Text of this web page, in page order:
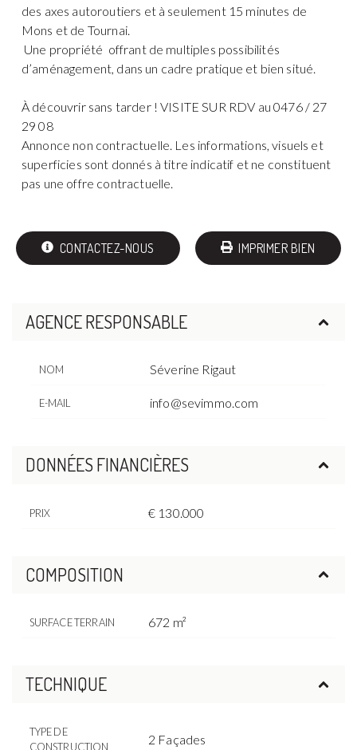
des axes autoroutiers et à seulement 15 minutes de
Mons et de Tournai.
Une propriété offrant de multiples possibilités
d’aménagement, dans un cadre pratique et bien situé.
À découvrir sans tarder ! VISITE SUR RDV au 0476 / 27
29 08
Annonce non contractuelle. Les informations, visuels et
superficies sont donnés à titre indicatif et ne constituent
pas une offre contractuelle.
CONTACTEZ-NOUS IMPRIMER BIEN
AGENCE RESPONSABLE
NOM Séverine Rigaut
E-MAIL info@sevimmo.com
DONNÉES FINANCIÈRES
PRIX € 130.000
COMPOSITION
SURFACE TERRAIN 672 m²
TECHNIQUE
TYPE DE
CONSTRUCTION
2 Façades